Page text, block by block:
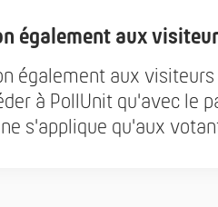
également aux
également aux
à PollUnit qu'avec le
s'applique qu'aux